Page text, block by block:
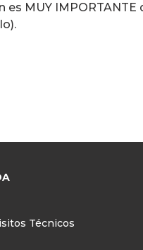
MUY IMPORTANTE
Técnicos